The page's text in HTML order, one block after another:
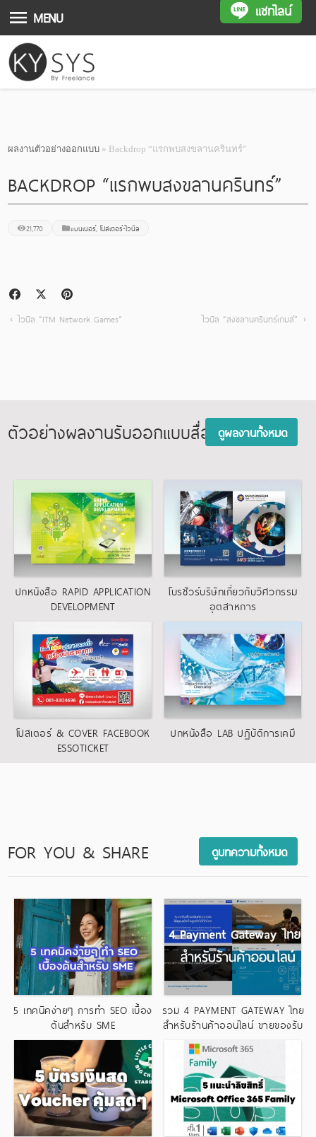
MENU แชทไลน์
ผลงานตัวอย่างออกแบบ » Backdrop “แรกพบสงขลานครินทร์”
BACKDROP “แรกพบสงขลานครินทร์”
21,770 แบนเนอร์,โปสเตอร์-ไวนิล
ไวนิล “ITM Network Games” ไวนิล “สงขลานครินทร์เกมส์”
ตัวอย่างผลงานรับออกแบบสื่อสิ่งพิมพ์
ดูผลงานทั้งหมด
ปกหนังสือ RAPID APPLICATION
DEVELOPMENT
โบรชัวร์บริษัทเกี่ยวกับวิศวกรรม
อุตสาหการ
โปสเตอร์ & COVER FACEBOOK
ESSOTICKET
ปกหนังสือ LAB ปฏิบัติการเคมี
FOR YOU & SHARE ดูบทความทั้งหมด
5 เทคนิคง่ายๆ การทำ SEO เบื้อง
ต้นสำหรับ SME
รวม 4 PAYMENT GATEWAY ไทย
สำหรับร้านค้าออนไลน์ ขายของรับ